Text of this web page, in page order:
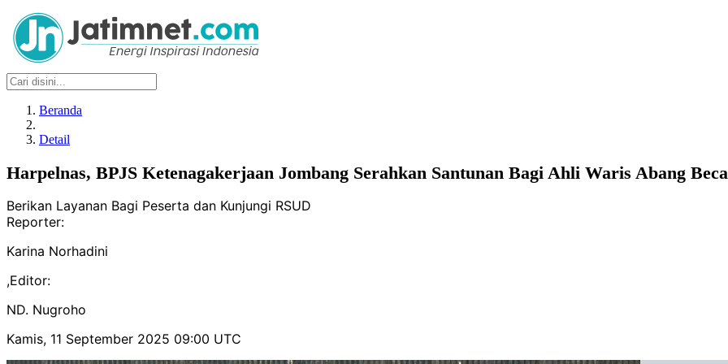
Beranda
Detail
Harpelnas, BPJS Ketenagakerjaan Jombang Serahkan Santunan Bagi Ahli Waris Abang
Berikan Layanan Bagi Peserta dan Kunjungi RSUD
Reporter:
Karina Norhadini
,Editor:
ND. Nugroho
Kamis, 11 September 2025 09:00 UTC